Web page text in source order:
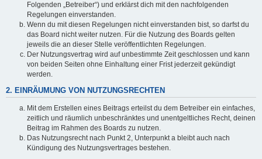
Folgenden „Betreiber“) und erklärst dich mit den nachfolgenden
Regelungen einverstanden.
Wenn du mit diesen Regelungen nicht einverstanden bist, so darfst du
das Board nicht weiter nutzen. Für die Nutzung des Boards gelten
jeweils die an dieser Stelle veröffentlichten Regelungen.
Der Nutzungsvertrag wird auf unbestimmte Zeit geschlossen und kann
von beiden Seiten ohne Einhaltung einer Frist jederzeit gekündigt
werden.
2. EINRÄUMUNG VON NUTZUNGSRECHTEN
Mit dem Erstellen eines Beitrags erteilst du dem Betreiber ein einfaches,
zeitlich und räumlich unbeschränktes und unentgeltliches Recht, deinen
Beitrag im Rahmen des Boards zu nutzen.
Das Nutzungsrecht nach Punkt 2, Unterpunkt a bleibt auch nach
Kündigung des Nutzungsvertrages bestehen.